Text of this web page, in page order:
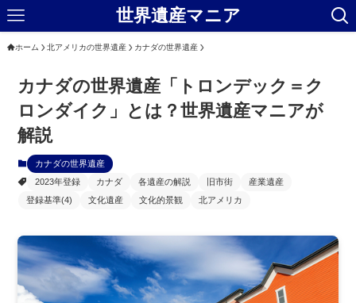
世界遺産マニア
ホーム 北アメリカの世界遺産 カナダの世界遺産
カナダの世界遺産「トロンデック＝ク
ロンダイク」とは？世界遺産マニアが
解説
カナダの世界遺産
2023年登録
カナダ 各遺産の解説 旧市街
産業遺産
登録基準(4)
文化遺産 文化的景観 北アメリカ